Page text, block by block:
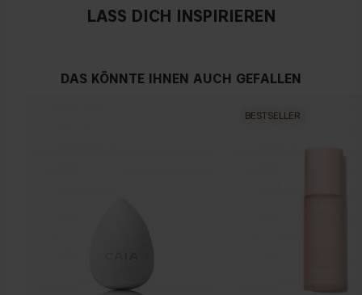
Kein offensichtlicher Blau-, Rosa- oder Gelbton
LASS DICH INSPIRIEREN
DAS KÖNNTE IHNEN AUCH GEFALLEN
BESTSELLER